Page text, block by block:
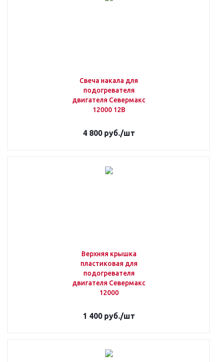
Свеча накала для
подогревателя
двигателя Севермакс
12000 12В
4 800руб./шт
Верхняя крышка
пластиковая для
подогревателя
двигателя Севермакс
12000
1 400руб./шт